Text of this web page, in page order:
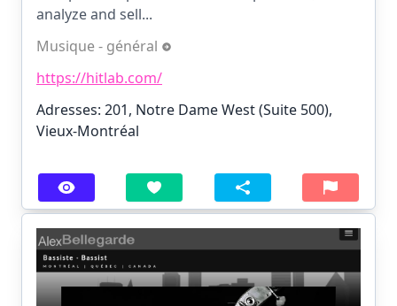
analyze and sell...
Musique - général
https://hitlab.com/
Adresses: 201, Notre Dame West (Suite 500),
Vieux-Montréal